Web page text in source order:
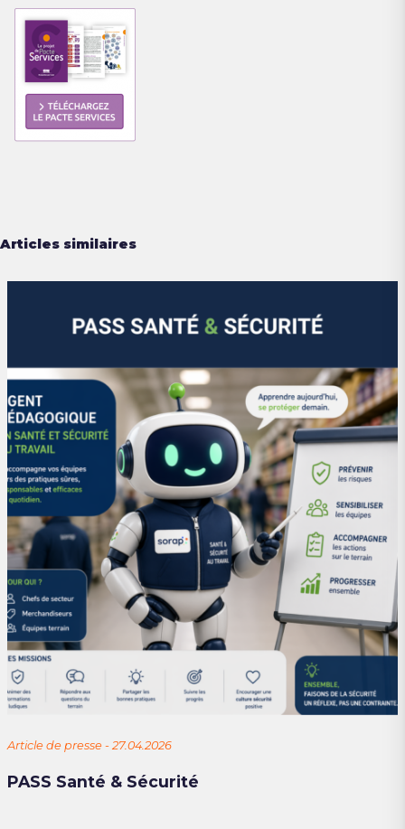
Articles similaires
Article de presse - 27.04.2026
PASS Santé & Sécurité